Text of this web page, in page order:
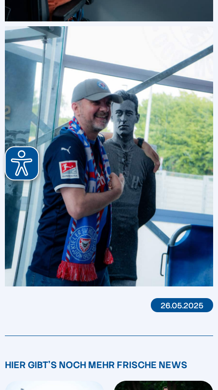
26.05.2025
HIER GIBT'S NOCH MEHR FRISCHE NEWS